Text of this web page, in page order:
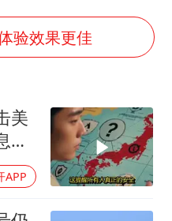
民健身 共筑健康中国
验效果更佳
美
战
APP